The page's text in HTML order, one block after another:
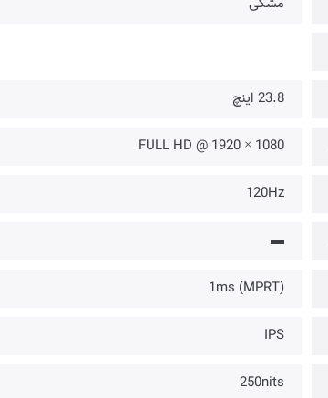
23.8 اینچ
FULL HD @ 1920 × 1080
120Hz
▬
(1ms (MPRT
IPS
250nits